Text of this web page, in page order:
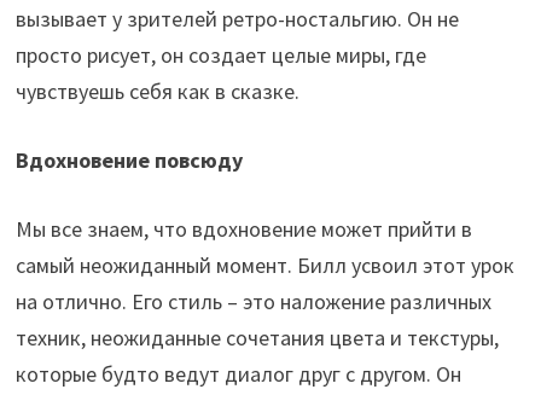
вызывает у зрителей ретро-ностальгию. Он не
просто рисует, он создает целые миры, где
чувствуешь себя как в сказке.
Вдохновение повсюду
Мы все знаем, что вдохновение может прийти в
самый неожиданный момент. Билл усвоил этот урок
на отлично. Его стиль – это наложение различных
техник, неожиданные сочетания цвета и текстуры,
которые будто ведут диалог друг с другом. Он